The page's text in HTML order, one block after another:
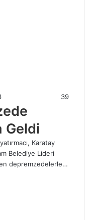
39
Geldi
Karatay
Belediye Lideri
depremzedelerle…